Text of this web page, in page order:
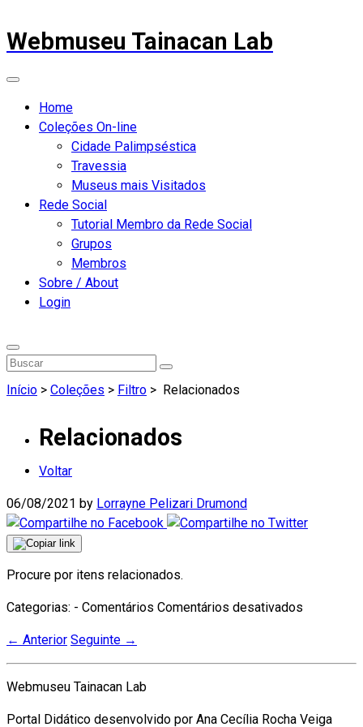
Webmuseu Tainacan Lab
Home
Coleções On-line
Cidade Palimpséstica
Travessia
Museus mais Visitados
Rede Social
Tutorial Membro da Rede Social
Grupos
Membros
Sobre / About
Login
Início > Coleções > Filtro > Relacionados
Relacionados
Voltar
06/08/2021 by Lorrayne Pelizari Drumond
Procure por itens relacionados.
Categorias: - Comentários Comentários desativados
← Anterior Seguinte →
Webmuseu Tainacan Lab
Portal Didático desenvolvido por Ana Cecília Rocha Veiga